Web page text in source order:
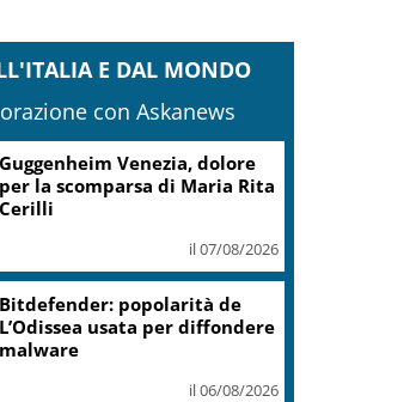
E DAL MONDO
con Askanews
Guggenheim Venezia, dolore
per la scomparsa di Maria Rita
Cerilli
il 07/08/2026
Bitdefender: popolarità de
L’Odissea usata per diffondere
malware
il 06/08/2026